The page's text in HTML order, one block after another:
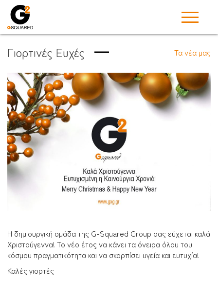
Γιορτινές Ευχές Τα νέα μας
Η δημιουργική ομάδα της G-Squared Group σας εύχεται καλά
Χριστούγεννα! Το νέο έτος να κάνει τα όνειρα όλου του
κόσμου πραγματικότητα και να σκορπίσει υγεία και ευτυχία!
Καλές γιορτές